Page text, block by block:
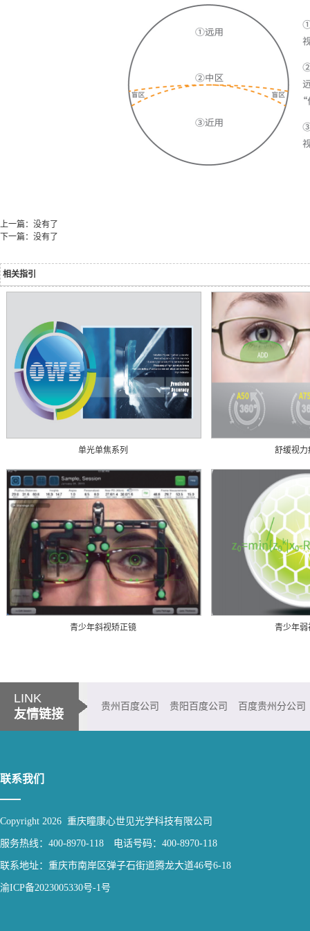
上一篇：没有了
下一篇：没有了
相关指引
单光单焦系列 舒缓视力
青少年斜视矫正镜 青少年弱
LINK
友情链接
贵州百度公司 贵阳百度公司 百度贵州分公司
联系我们
Copyright 2026 重庆瞳康心世见光学科技有限公司
服务热线：400-8970-118 电话号码：400-8970-118
联系地址：重庆市南岸区弹子石街道腾龙大道46号6-18
渝ICP备2023005330号-1号